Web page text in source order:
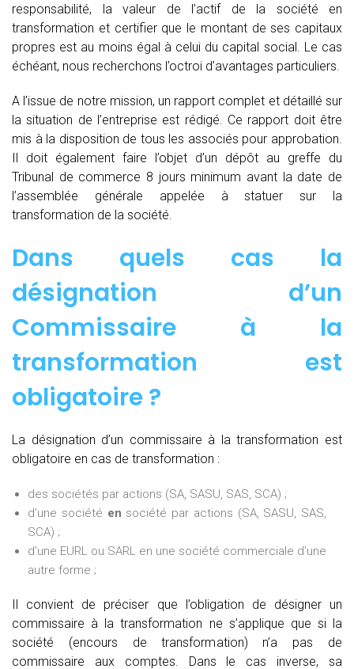
responsabilité, la valeur de l’actif de la société en
transformation et certifier que le montant de ses capitaux
propres est au moins égal à celui du capital social. Le cas
échéant, nous recherchons l’octroi d’avantages particuliers.
A l’issue de notre mission, un rapport complet et détaillé sur
la situation de l’entreprise est rédigé. Ce rapport doit être
mis à la disposition de tous les associés pour approbation.
Il doit également faire l’objet d’un dépôt au greffe du
Tribunal de commerce 8 jours minimum avant la date de
l’assemblée générale appelée à statuer sur la
transformation de la société.
Dans quels cas la
désignation d’un
Commissaire à la
transformation est
obligatoire ?
La désignation d’un commissaire à la transformation est
obligatoire en cas de transformation :
des sociétés par actions (SA, SASU, SAS, SCA) ;
d’une société en société par actions (SA, SASU, SAS,
SCA) ;
d’une EURL ou SARL en une société commerciale d’une
autre forme ;
Il convient de préciser que l’obligation de désigner un
commissaire à la transformation ne s’applique que si la
société (encours de transformation) n’a pas de
commissaire aux comptes. Dans le cas inverse, sa